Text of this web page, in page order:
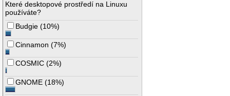
Které desktopové prostředí na Linuxu
používáte?
Budgie (10%)
Cinnamon (7%)
COSMIC (2%)
GNOME (18%)